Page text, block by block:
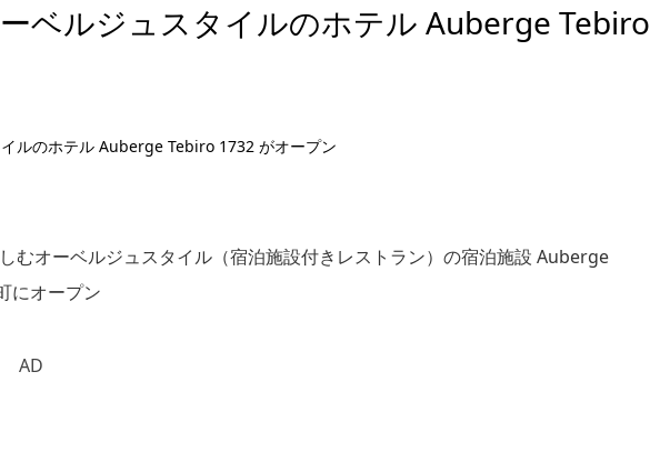
ベルジュスタイルのホテル Auberge Tebiro
むオーベルジュスタイル（宿泊施設付きレストラン）の宿泊施設 Auberge
にオープン
AD